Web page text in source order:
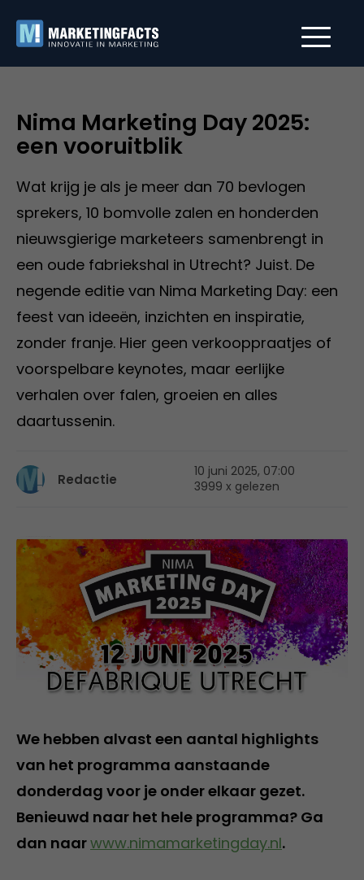
Nima Marketing Day 2025:
een vooruitblik
Wat krijg je als je meer dan 70 bevlogen
sprekers, 10 bomvolle zalen en honderden
nieuwsgierige marketeers samenbrengt in
een oude fabriekshal in Utrecht? Juist. De
negende editie van Nima Marketing Day: een
feest van ideeën, inzichten en inspiratie,
zonder franje. Hier geen verkooppraatjes of
voorspelbare keynotes, maar eerlijke
verhalen over falen, groeien en alles
daartussenin.
Redactie
10 juni 2025, 07:00
3999 x gelezen
We hebben alvast een aantal highlights
van het programma aanstaande
donderdag voor je onder elkaar gezet.
Benieuwd naar het hele programma? Ga
dan naarwww.nimamarketingday.nl.